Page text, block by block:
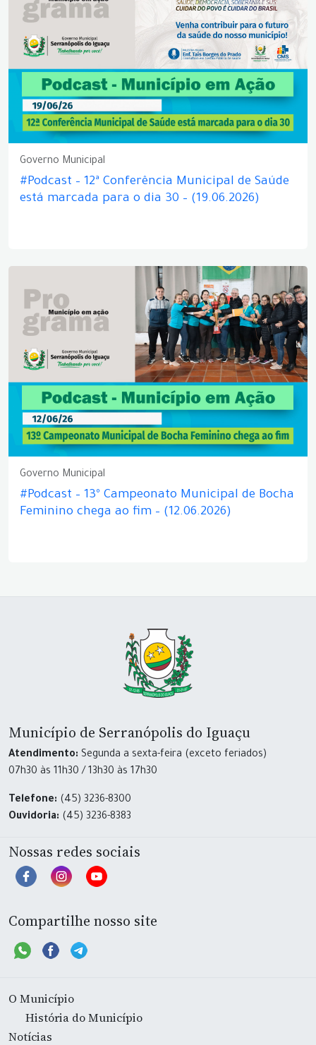
Governo Municipal
#Podcast – 12ª Conferência Municipal de Saúde
está marcada para o dia 30 – (19.06.2026)
Governo Municipal
#Podcast – 13º Campeonato Municipal de Bocha
Feminino chega ao fim – (12.06.2026)
Município de Serranópolis do Iguaçu
Atendimento: Segunda a sexta-feira (exceto feriados)
07h30 às 11h30 / 13h30 às 17h30
Telefone: (45) 3236-8300
Ouvidoria: (45) 3236-8383
Nossas redes sociais
Compartilhe nosso site
O Município
História do Município
Notícias